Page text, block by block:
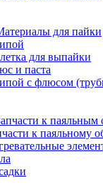
для пайки
для выпайки
и паста
с флюсом
к паяльным
к паяльному